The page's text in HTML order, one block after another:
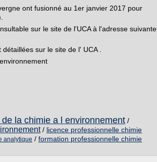
ont fusionné au 1er janvier 2017 pour
sur le site de l'UCA à l'adresse suivante
sur le site de l' UCA .
la chimie a l environnement /
/ licence professionnelle chimie
analytique / formation professionnelle chimie